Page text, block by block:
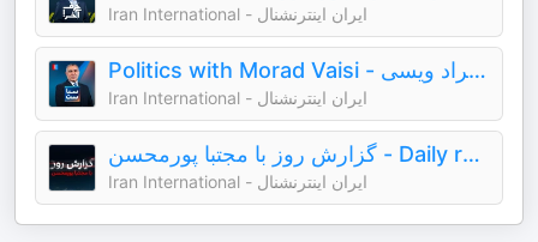
Iran International - ایران اینترنشنال
Politics with Morad Vaisi - سیاست با مراد ویسی
Iran International - ایران اینترنشنال
گزارش روز با مجتبا پورمحسن - Daily report with Mojtaba Pourmohsen
Iran International - ایران اینترنشنال